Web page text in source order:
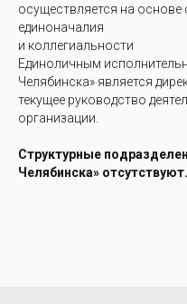
осуществляется на
единоначалия
и коллегиальности
Единоличным
Челябинска» является
текущее руководство
организации.
Структурные
Челябинска» отсутствуют.